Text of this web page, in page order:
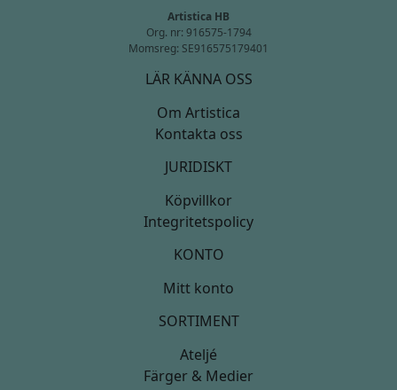
Artistica HB
Org. nr: 916575-1794
Momsreg: SE916575179401
LÄR KÄNNA OSS
Om Artistica
Kontakta oss
JURIDISKT
Köpvillkor
Integritetspolicy
KONTO
Mitt konto
SORTIMENT
Ateljé
Färger & Medier